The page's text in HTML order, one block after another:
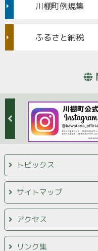
川棚町例規集
ふるさと納税
トピックス
サイトマップ
アクセス
リンク集